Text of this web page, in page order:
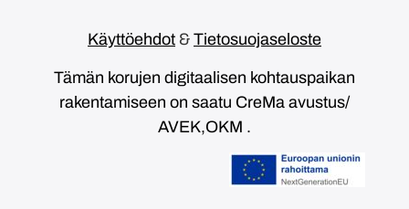
Käyttöehdot & Tietosuojaseloste
Tämän korujen digitaalisen kohtauspaikan
rakentamiseen on saatu CreMa avustus/
AVEK,OKM .